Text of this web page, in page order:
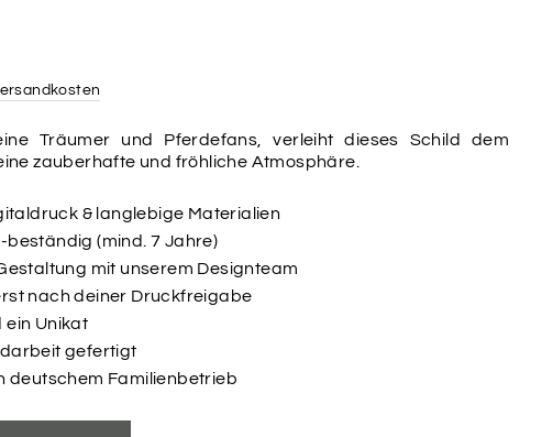
Träumer und Pferdefans, verleiht dieses Schild dem
zauberhafte und fröhliche Atmosphäre.
& langlebige Materialien
beständig (mind. 7 Jahre)
mit unserem Designteam
nach deiner Druckfreigabe
ein Unikat
gefertigt
deutschem Familienbetrieb